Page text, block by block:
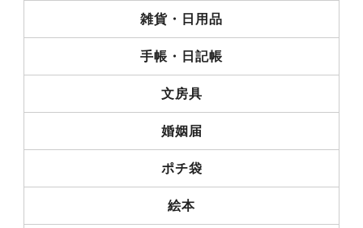
雑貨・日用品
手帳・日記帳
文房具
婚姻届
ポチ袋
絵本